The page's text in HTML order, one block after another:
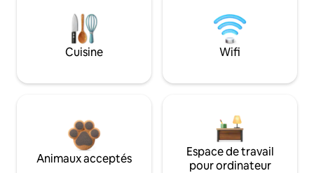
Cuisine Wifi
Animaux acceptés
Espace de travail
pour ordinateur